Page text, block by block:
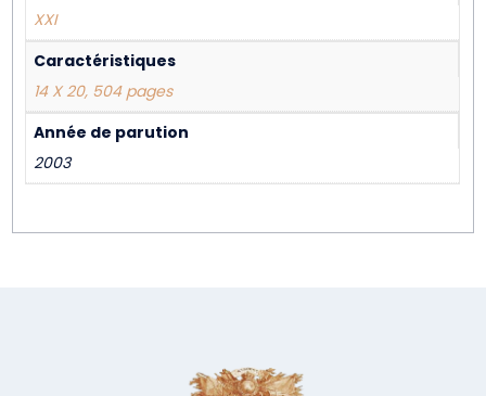
XXI
Caractéristiques
14 X 20, 504 pages
Année de parution
2003